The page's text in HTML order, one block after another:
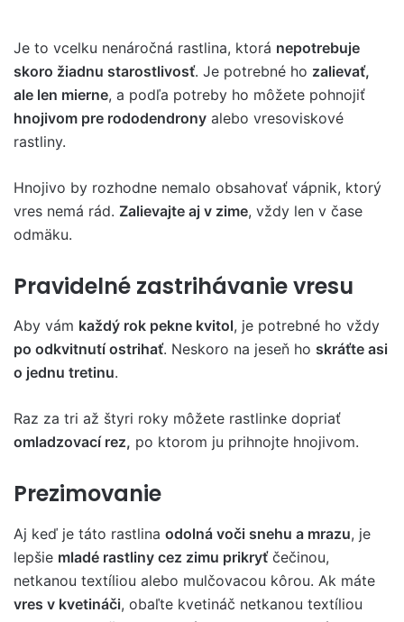
Je to vcelku nenáročná rastlina, ktorá nepotrebuje
skoro žiadnu starostlivosť. Je potrebné ho zalievať,
ale len mierne, a podľa potreby ho môžete pohnojiť
hnojivom pre rododendrony alebo vresoviskové
rastliny.
Hnojivo by rozhodne nemalo obsahovať vápnik, ktorý
vres nemá rád. Zalievajte aj v zime, vždy len v čase
odmäku.
Pravidelné zastrihávanie vresu
Aby vám každý rok pekne kvitol, je potrebné ho vždy
po odkvitnutí ostrihať. Neskoro na jeseň ho skráťte asi
o jednu tretinu.
Raz za tri až štyri roky môžete rastlinke dopriať
omladzovací rez, po ktorom ju prihnojte hnojivom.
Prezimovanie
Aj keď je táto rastlina odolná voči snehu a mrazu, je
lepšie mladé rastliny cez zimu prikryťčečinou,
netkanou textíliou alebo mulčovacou kôrou. Ak máte
vres v kvetináči, obaľte kvetináč netkanou textíliou